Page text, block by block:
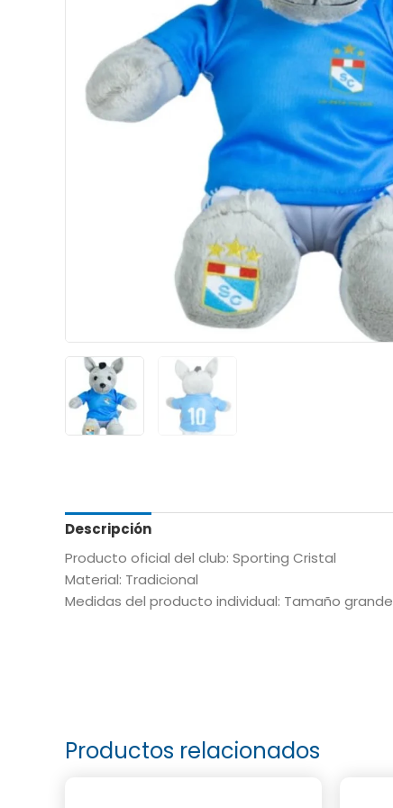
Descripción
Producto oficial del club: Sporting Cristal
Material: Tradicional
Medidas del producto individual: Tamaño grande
Productos relacionados